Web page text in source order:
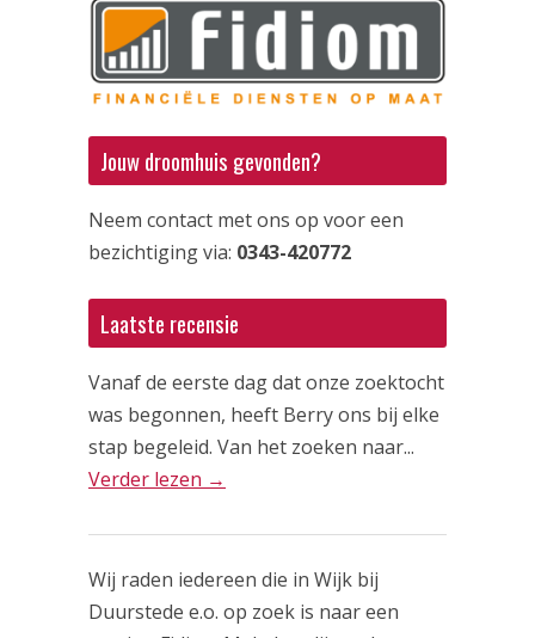
Jouw droomhuis gevonden?
Neem contact met ons op voor een
bezichtiging via: 0343-420772
Laatste recensie
Vanaf de eerste dag dat onze zoektocht
was begonnen, heeft Berry ons bij elke
stap begeleid. Van het zoeken naar...
Verder lezen →
Wij raden iedereen die in Wijk bij
Duurstede e.o. op zoek is naar een